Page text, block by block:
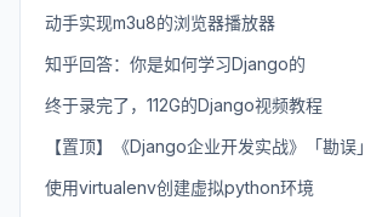
动手实现m3u8的浏览器播放器
知乎回答：你是如何学习Django的
终于录完了，112G的Django视频教程
【置顶】《Django企业开发实战》「勘误」
使用virtualenv创建虚拟python环境